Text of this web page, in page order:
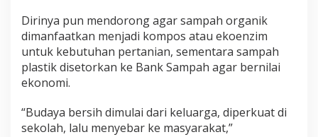
Dirinya pun mendorong agar sampah organik
dimanfaatkan menjadi kompos atau ekoenzim
untuk kebutuhan pertanian, sementara sampah
plastik disetorkan ke Bank Sampah agar bernilai
ekonomi.
“Budaya bersih dimulai dari keluarga, diperkuat di
sekolah, lalu menyebar ke masyarakat,”